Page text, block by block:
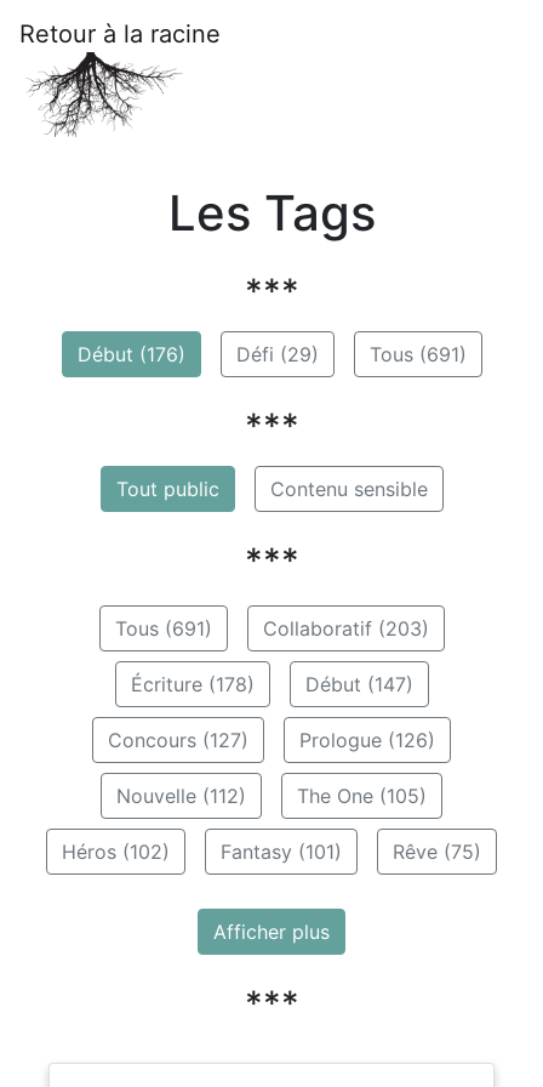
Retour à la racine
Les Tags
***
Début (176) Défi (29) Tous (691)
***
Tout public Contenu sensible
***
Tous (691) Collaboratif (203)
Écriture (178) Début (147)
Concours (127) Prologue (126)
Nouvelle (112) The One (105)
Héros (102) Fantasy (101) Rêve (75)
Afficher plus
***